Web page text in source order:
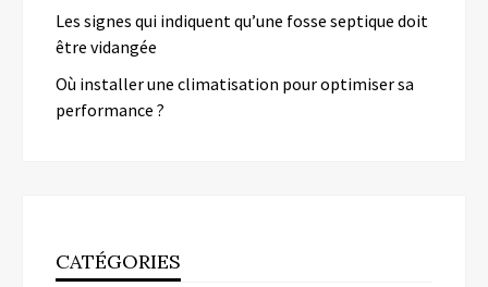
Les signes qui indiquent qu’une fosse septique doit
être vidangée
Où installer une climatisation pour optimiser sa
performance ?
CATÉGORIES